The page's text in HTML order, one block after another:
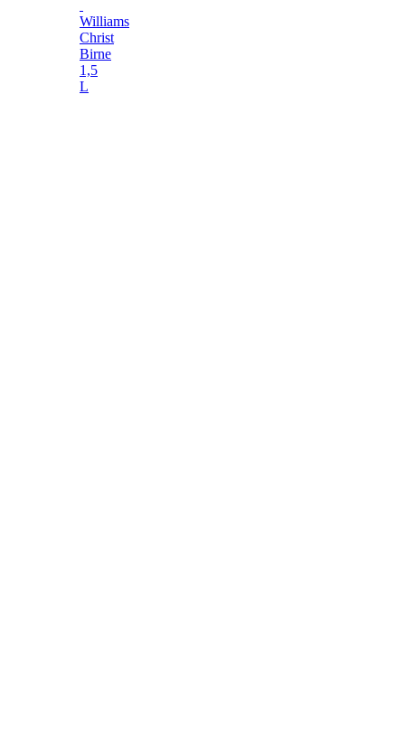
Williams
Christ
Birne
1,5
L